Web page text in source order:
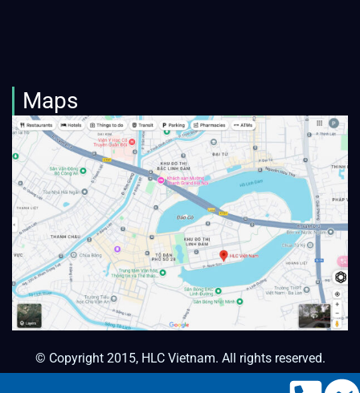
Maps
© Copyright 2015, HLC Vietnam. All rights reserved.